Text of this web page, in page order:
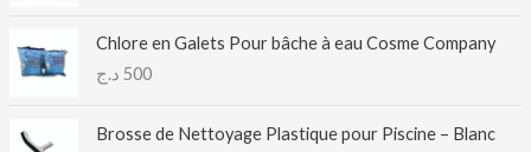
Chlore en Galets Pour bâche à eau Cosme Company
500 د.ج
Brosse de Nettoyage Plastique pour Piscine – Blanc